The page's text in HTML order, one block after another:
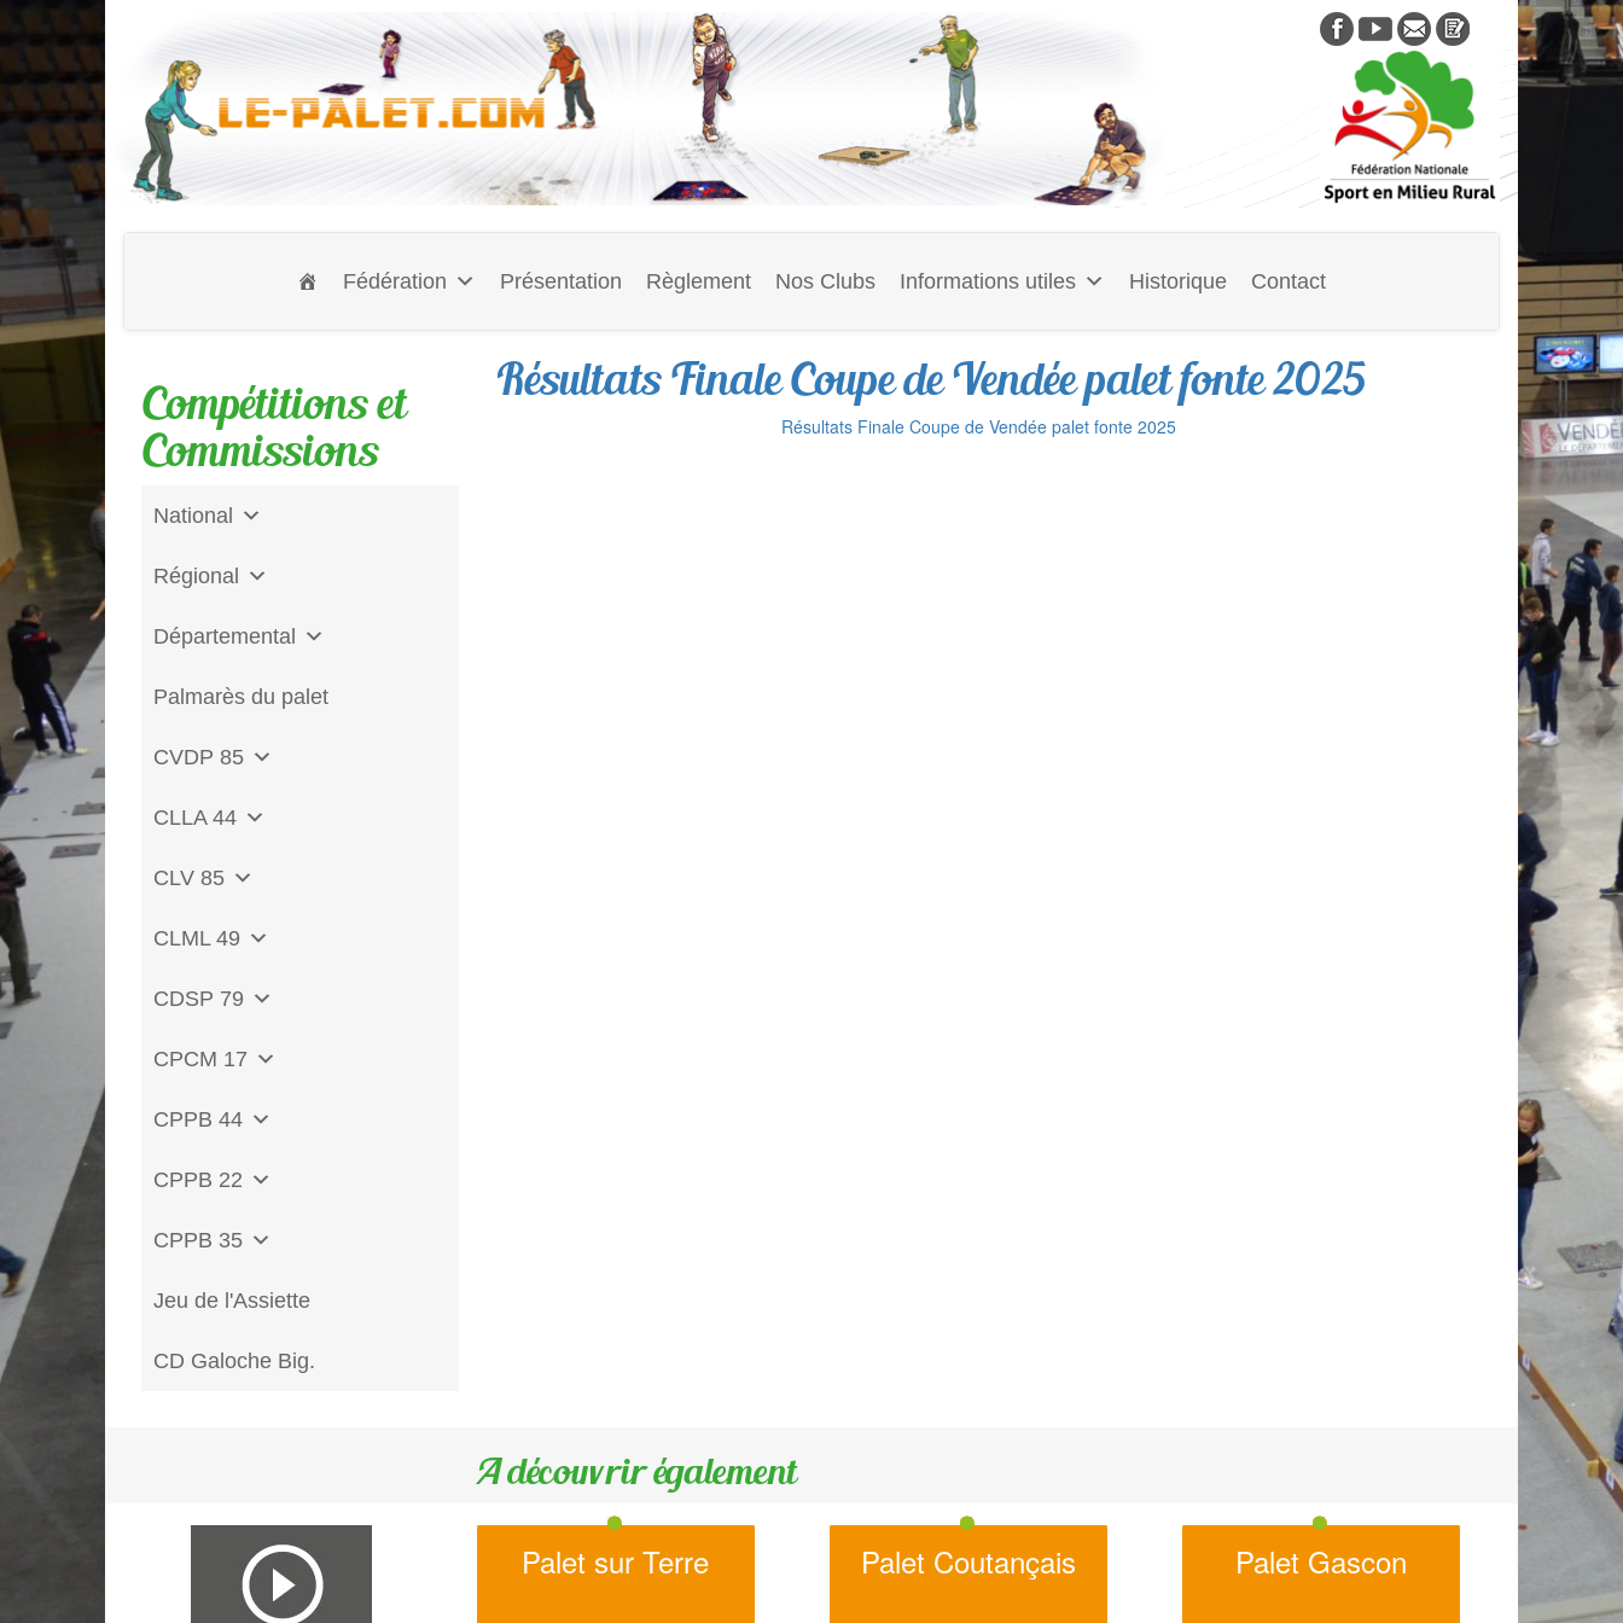
Fédération Présentation Règlement Nos Clubs Informations utiles Historique Contact
Compétitions et
Commissions
National
Régional
Départemental
Palmarès du palet
CVDP 85
CLLA 44
CLV 85
CLML 49
CDSP 79
CPCM 17
CPPB 44
CPPB 22
CPPB 35
Jeu de l'Assiette
CD Galoche Big.
Résultats Finale Coupe de Vendée palet fonte 2025
Résultats Finale Coupe de Vendée palet fonte 2025
A découvrir également
Palet sur Terre Palet Coutançais Palet Gascon